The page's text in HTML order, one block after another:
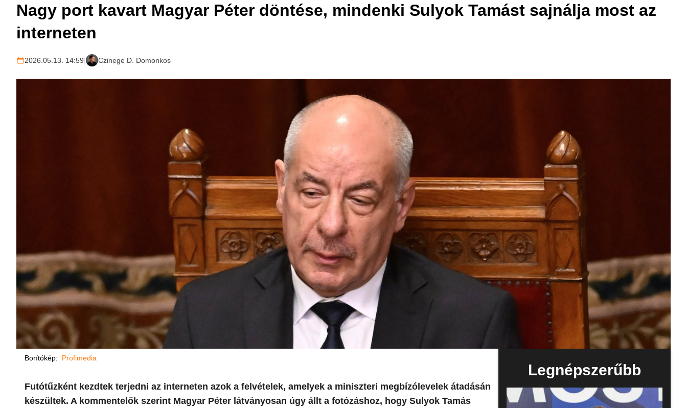
Nagy port kavart Magyar Péter döntése, mindenki Sulyok Tamást sajnálja most az
interneten
2026.05.13. 14:59| Czinege D. Domonkos
Borítókép: Profimedia
Futótűzként kezdtek terjedni az interneten azok a felvételek, amelyek a miniszteri megbízólevelek átadásán
készültek. A kommentelők szerint Magyar Péter látványosan úgy állt a fotózáshoz, hogy Sulyok Tamás
Legnépszerűbb